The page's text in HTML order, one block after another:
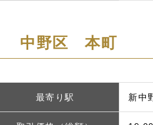
中野区 本町
最寄り駅 新中